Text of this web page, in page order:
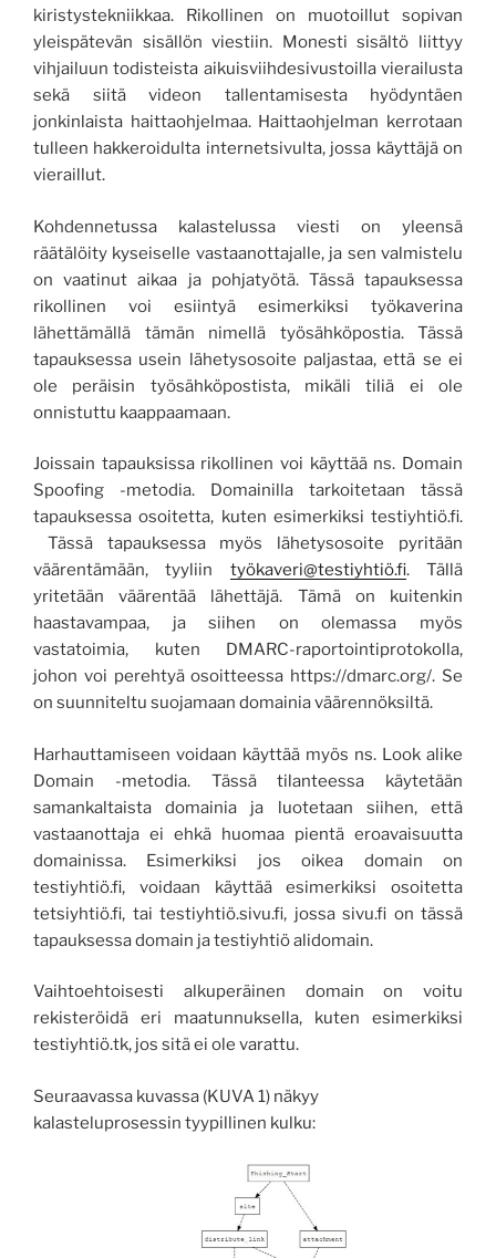
kiristystekniikkaa. Rikollinen on muotoillut sopivan
yleispätevän sisällön viestiin. Monesti sisältö liittyy
vihjailuun todisteista aikuisviihdesivustoilla vierailusta
sekä siitä videon tallentamisesta hyödyntäen
jonkinlaista haittaohjelmaa. Haittaohjelman kerrotaan
tulleen hakkeroidulta internetsivulta, jossa käyttäjä on
vieraillut.
Kohdennetussa kalastelussa viesti on yleensä
räätälöity kyseiselle vastaanottajalle, ja sen valmistelu
on vaatinut aikaa ja pohjatyötä. Tässä tapauksessa
rikollinen voi esiintyä esimerkiksi työkaverina
lähettämällä tämän nimellä työsähköpostia. Tässä
tapauksessa usein lähetysosoite paljastaa, että se ei
ole peräisin työsähköpostista, mikäli tiliä ei ole
onnistuttu kaappaamaan.
Joissain tapauksissa rikollinen voi käyttää ns. Domain
Spoofing -metodia. Domainilla tarkoitetaan tässä
tapauksessa osoitetta, kuten esimerkiksi testiyhtiö.fi.
Tässä tapauksessa myös lähetysosoite pyritään
väärentämään, tyyliin työkaveri@testiyhtiö.fi. Tällä
yritetään väärentää lähettäjä. Tämä on kuitenkin
haastavampaa, ja siihen on olemassa myös
vastatoimia, kuten DMARC-raportointiprotokolla,
johon voi perehtyä osoitteessa https://dmarc.org/. Se
on suunniteltu suojamaan domainia väärennöksiltä.
Harhauttamiseen voidaan käyttää myös ns. Look alike
Domain -metodia. Tässä tilanteessa käytetään
samankaltaista domainia ja luotetaan siihen, että
vastaanottaja ei ehkä huomaa pientä eroavaisuutta
domainissa. Esimerkiksi jos oikea domain on
testiyhtiö.fi, voidaan käyttää esimerkiksi osoitetta
tetsiyhtiö.fi, tai testiyhtiö.sivu.fi, jossa sivu.fi on tässä
tapauksessa domain ja testiyhtiö alidomain.
Vaihtoehtoisesti alkuperäinen domain on voitu
rekisteröidä eri maatunnuksella, kuten esimerkiksi
testiyhtiö.tk, jos sitä ei ole varattu.
Seuraavassa kuvassa (KUVA 1) näkyy
kalasteluprosessin tyypillinen kulku: